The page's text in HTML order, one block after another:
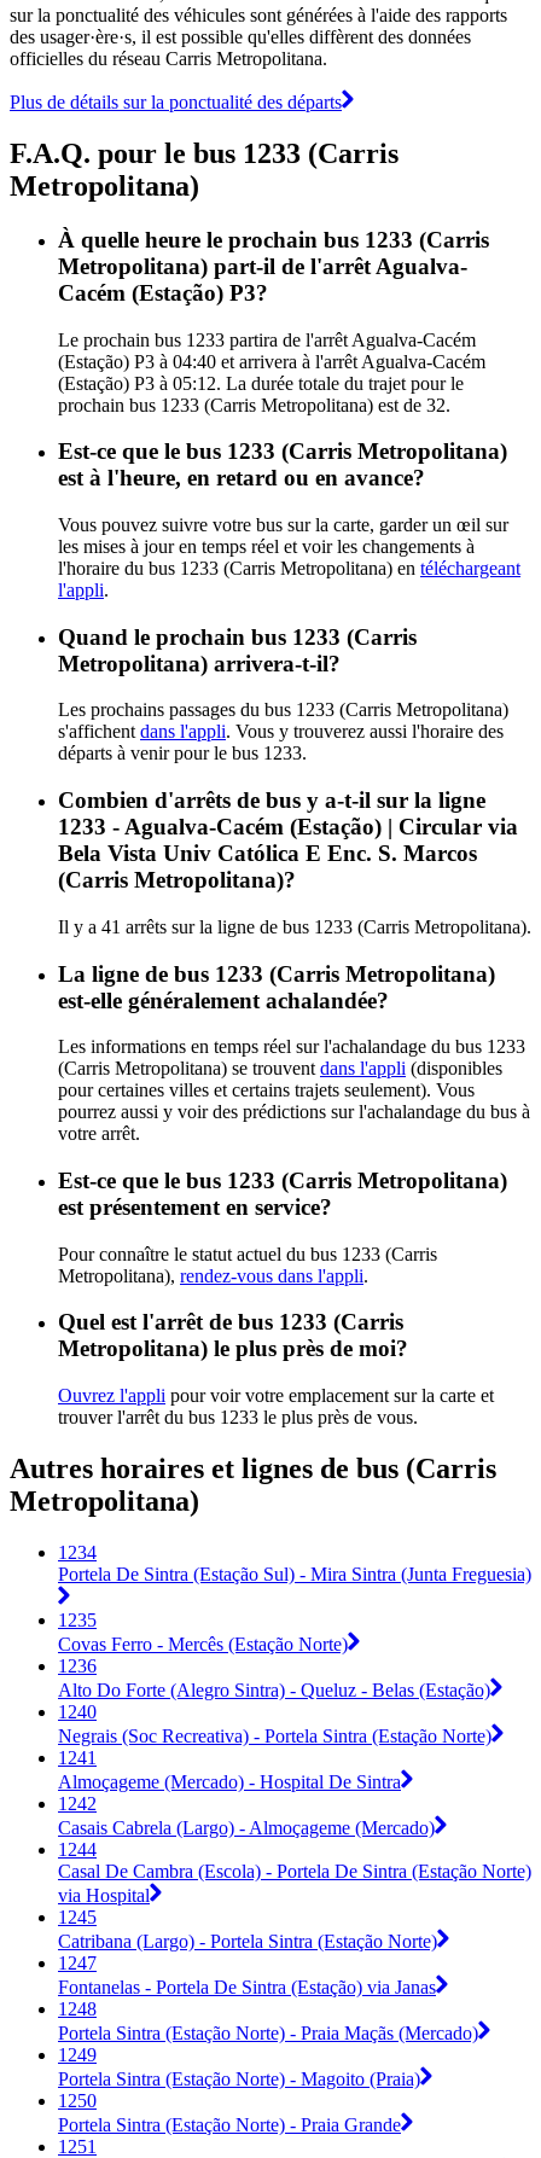
sur la ponctualité des véhicules sont générées à l'aide des rapports
des usager·ère·s, il est possible qu'elles diffèrent des données
officielles du réseau Carris Metropolitana.
Plus de détails sur la ponctualité des départs
F.A.Q. pour le bus 1233 (Carris
Metropolitana)
À quelle heure le prochain bus 1233 (Carris
Metropolitana) part-il de l'arrêt Agualva-
Cacém (Estação) P3?
Le prochain bus 1233 partira de l'arrêt Agualva-Cacém
(Estação) P3 à 04:40 et arrivera à l'arrêt Agualva-Cacém
(Estação) P3 à 05:12. La durée totale du trajet pour le
prochain bus 1233 (Carris Metropolitana) est de 32.
Est-ce que le bus 1233 (Carris Metropolitana)
est à l'heure, en retard ou en avance?
Vous pouvez suivre votre bus sur la carte, garder un œil sur
les mises à jour en temps réel et voir les changements à
l'horaire du bus 1233 (Carris Metropolitana) en téléchargeant
l'appli.
Quand le prochain bus 1233 (Carris
Metropolitana) arrivera-t-il?
Les prochains passages du bus 1233 (Carris Metropolitana)
s'affichent dans l'appli. Vous y trouverez aussi l'horaire des
départs à venir pour le bus 1233.
Combien d'arrêts de bus y a-t-il sur la ligne
1233 - Agualva-Cacém (Estação) | Circular via
Bela Vista Univ Católica E Enc. S. Marcos
(Carris Metropolitana)?
Il y a 41 arrêts sur la ligne de bus 1233 (Carris Metropolitana).
La ligne de bus 1233 (Carris Metropolitana)
est-elle généralement achalandée?
Les informations en temps réel sur l'achalandage du bus 1233
(Carris Metropolitana) se trouvent dans l'appli (disponibles
pour certaines villes et certains trajets seulement). Vous
pourrez aussi y voir des prédictions sur l'achalandage du bus à
votre arrêt.
Est-ce que le bus 1233 (Carris Metropolitana)
est présentement en service?
Pour connaître le statut actuel du bus 1233 (Carris
Metropolitana), rendez-vous dans l'appli.
Quel est l'arrêt de bus 1233 (Carris
Metropolitana) le plus près de moi?
Ouvrez l'appli pour voir votre emplacement sur la carte et
trouver l'arrêt du bus 1233 le plus près de vous.
Autres horaires et lignes de bus (Carris
Metropolitana)
1234
Portela De Sintra (Estação Sul) - Mira Sintra (Junta Freguesia)
1235
Covas Ferro - Mercês (Estação Norte)
1236
Alto Do Forte (Alegro Sintra) - Queluz - Belas (Estação)
1240
Negrais (Soc Recreativa) - Portela Sintra (Estação Norte)
1241
Almoçageme (Mercado) - Hospital De Sintra
1242
Casais Cabrela (Largo) - Almoçageme (Mercado)
1244
Casal De Cambra (Escola) - Portela De Sintra (Estação Norte)
via Hospital
1245
Catribana (Largo) - Portela Sintra (Estação Norte)
1247
Fontanelas - Portela De Sintra (Estação) via Janas
1248
Portela Sintra (Estação Norte) - Praia Maçãs (Mercado)
1249
Portela Sintra (Estação Norte) - Magoito (Praia)
1250
Portela Sintra (Estação Norte) - Praia Grande
1251